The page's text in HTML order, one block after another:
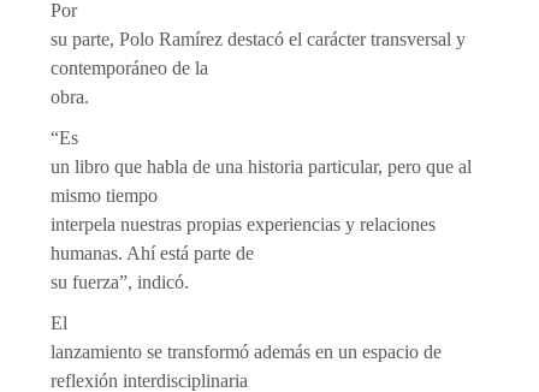
Por
su parte, Polo Ramírez destacó el carácter transversal y
contemporáneo de la
obra.
“Es
un libro que habla de una historia particular, pero que al
mismo tiempo
interpela nuestras propias experiencias y relaciones
humanas. Ahí está parte de
su fuerza”, indicó.
El
lanzamiento se transformó además en un espacio de
reflexión interdisciplinaria